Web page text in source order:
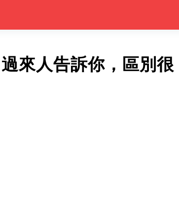
來人告訴你，區別很